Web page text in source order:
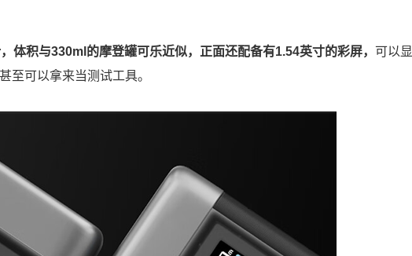
体积与330ml的摩登罐可乐近似，正面还配备有1.54英寸的彩屏， 可以显
至可以拿来当测试工具。